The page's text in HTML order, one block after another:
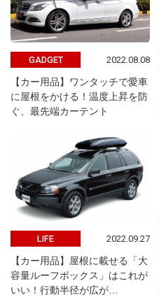
GADGET 2022.08.08
【カー用品】ワンタッチで愛車
に屋根をかける！温度上昇を防
ぐ、最先端カーテント
LIFE 2022.09.27
【カー用品】屋根に載せる「大
容量ルーフボックス」はこれが
いい！行動半径が広が…